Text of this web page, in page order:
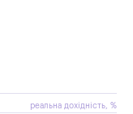
реальна дохідність, %